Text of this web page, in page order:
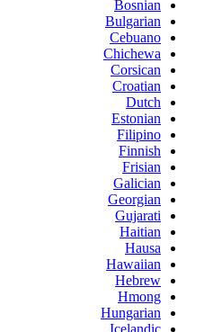
Bosnian
Bulgarian
Cebuano
Chichewa
Corsican
Croatian
Dutch
Estonian
Filipino
Finnish
Frisian
Galician
Georgian
Gujarati
Haitian
Hausa
Hawaiian
Hebrew
Hmong
Hungarian
Icelandic